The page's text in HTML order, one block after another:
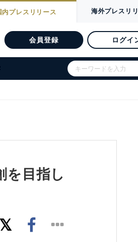
内プレスリリース 海外プレスリ
会員登録 ログイ
目指し